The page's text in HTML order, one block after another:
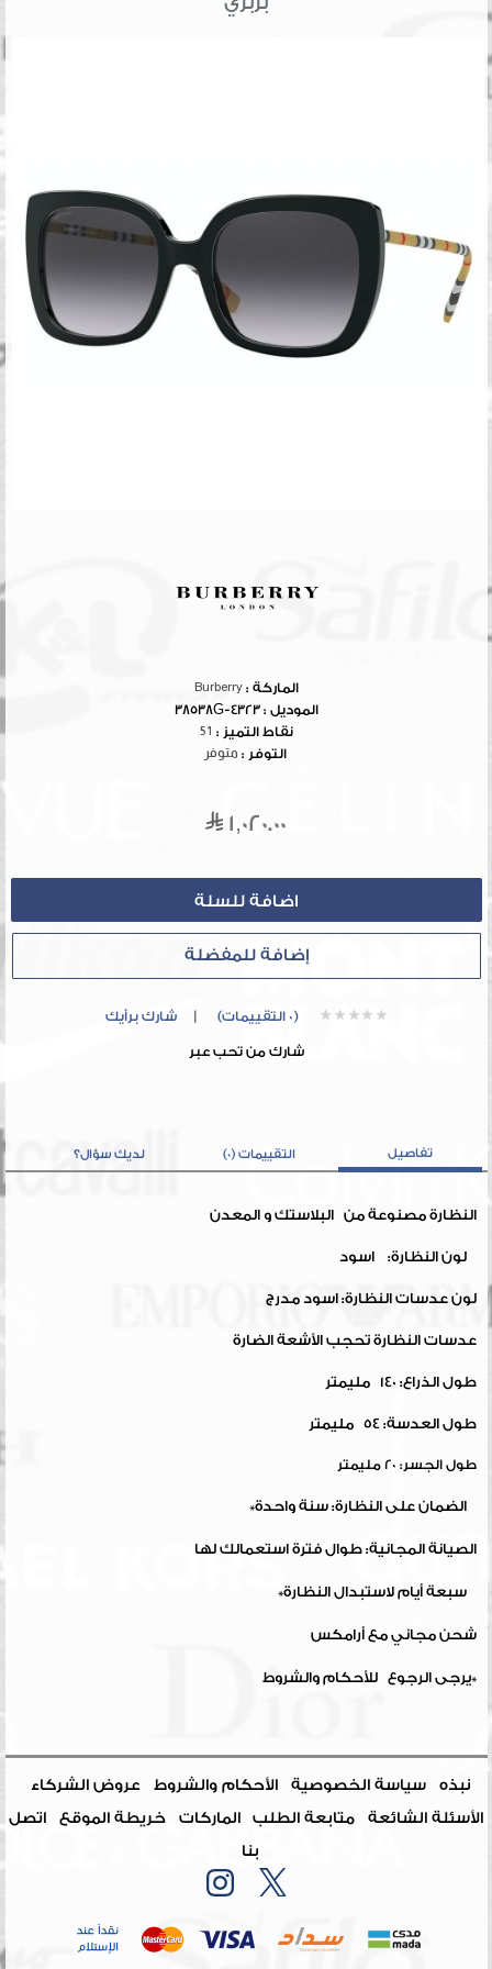
الماركة : Burberry
الموديل : 4323-38538G
نقاط التميز :
التوفر :متوفر
1,020.00
إضافة للمفضلة
(0 التقييمات) |شارك برأيك
شارك من تحب عبر
تفاصيل التقييمات (0) لديك سؤال؟
النظارة مصنوعة من البلاستك و المعدن
لون النظارة: اسود
لون عدسات النظارة: اسود مدرج
عدسات النظارة تحجب الأشعة الضارة
طول الذراع: 140 مليمتر
طول العدسة: 54 مليمتر
طول الجسر: 20 مليمتر
الضمان على النظارة: سنة واحدة*
الصيانة المجانية: طوال فترة استعمالك لها
سبعة أيام لاستبدال النظارة*
شحن مجاني مع أرامكس
*يرجى الرجوع للأحكام والشروط
نبذه سياسة الخصوصية الأحكام والشروط
عروض الشركاء
الأسئلة الشائعة
متابعة الطلب الماركات خريطة الموقع
اتصل
بنا